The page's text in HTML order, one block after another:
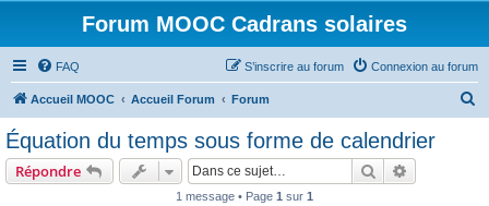
Forum MOOC Cadrans solaires
FAQ Connexion au forum
S’inscrire au forum
Accueil MOOC Accueil Forum Forum
Équation du temps sous forme de calendrier
Répondre Rechercher
1 message • Page 1 sur 1